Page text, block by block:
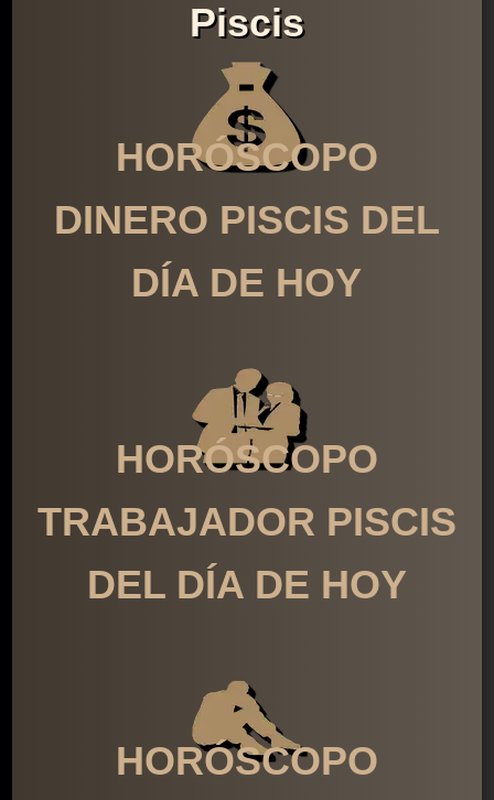
Piscis
HORÓSCOPO
DINERO PISCIS DEL
DÍA DE HOY
HORÓSCOPO
TRABAJADOR PISCIS
DEL DÍA DE HOY
HORÓSCOPO